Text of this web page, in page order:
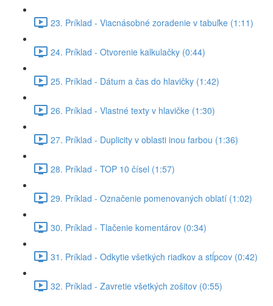
23. Príklad - Viacnásobné zoradenie v tabuľke (1:11)
24. Príklad - Otvorenie kalkulačky (0:44)
25. Príklad - Dátum a čas do hlavičky (1:42)
26. Príklad - Vlastné texty v hlavičke (1:30)
27. Príklad - Duplicity v oblasti inou farbou (1:36)
28. Príklad - TOP 10 čísel (1:57)
29. Príklad - Označenie pomenovaných oblatí (1:02)
30. Príklad - Tlačenie komentárov (0:34)
31. Príklad - Odkytie všetkých riadkov a stĺpcov (0:42)
32. Príklad - Zavretie všetkých zošitov (0:55)